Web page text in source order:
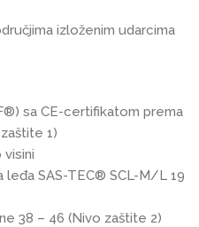
izloženim udarcima
sa CE-certifikatom prema
1)
leđa SAS-TEC® SCL-M/L 19
38 – 46 (Nivo zaštite 2)